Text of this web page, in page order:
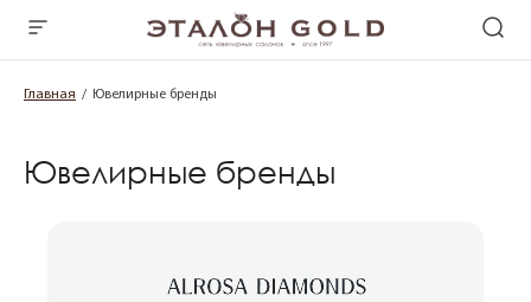
Главная Ювелирные бренды
Ювелирные бренды